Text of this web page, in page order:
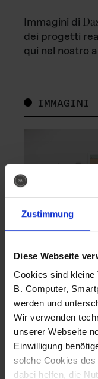
Zustimmung
Diese Webseite
Cookies sind kleine
B. Computer,
werden und
Wir verwenden
unserer Webseite
Einwilligung
solche Cookies des
dabei helfen, die
Immagini di
dei progetti
qui nel nostro
IMMAGINI
Fotografo:
Sternbach
Download